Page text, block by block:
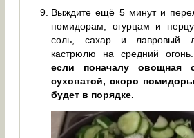
Выждите ещё 5 минут и
помидорам, огурцам и
соль, сахар и лавровый
кастрюлю на средний огонь.
если поначалу овощная
суховатой, скоро
будет в порядке.